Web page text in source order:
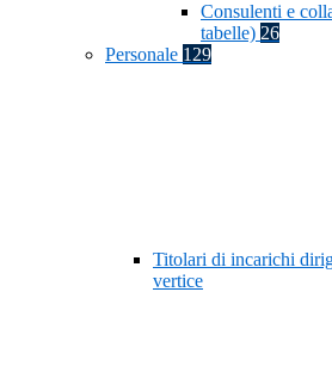
Consulenti e
tabelle) 26
Personale 129
Titolari di incarichi
vertice